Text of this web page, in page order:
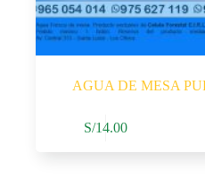
AGUA DE MESA
S/14.00